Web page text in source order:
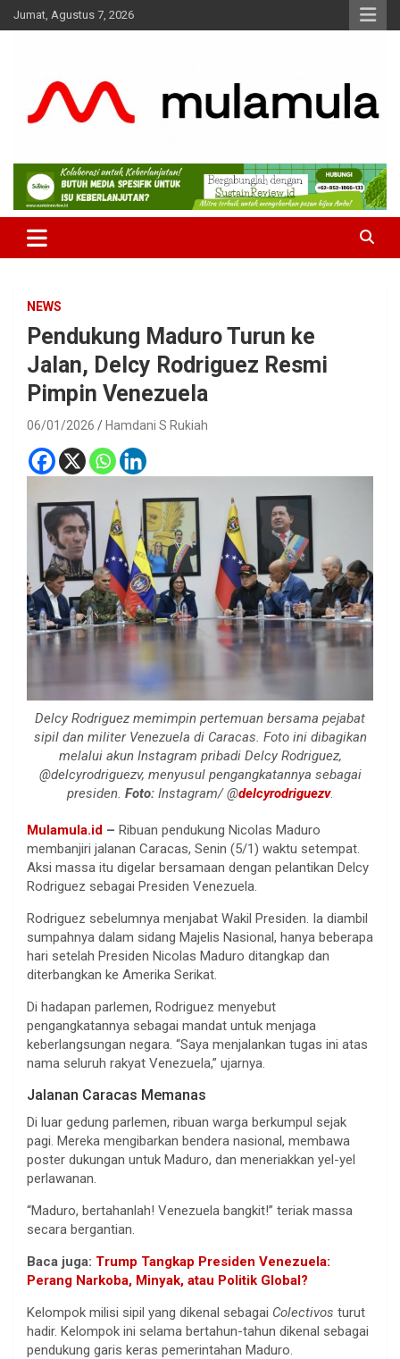
Skip
to
Jumat, Agustus 7, 2026
MulaMula
Medianya para Gen Z
NEWS
Pendukung Maduro Turun ke
Jalan, Delcy Rodriguez Resmi
Pimpin Venezuela
06/01/2026 Hamdani S Rukiah
Delcy Rodriguez memimpin pertemuan bersama pejabat
sipil dan militer Venezuela di Caracas. Foto ini dibagikan
melalui akun Instagram pribadi Delcy Rodriguez,
@delcyrodriguezv, menyusul pengangkatannya sebagai
presiden. Foto: Instagram/ @delcyrodriguezv.
Mulamula.id – Ribuan pendukung Nicolas Maduro
membanjiri jalanan Caracas, Senin (5/1) waktu setempat.
Aksi massa itu digelar bersamaan dengan pelantikan Delcy
Rodriguez sebagai Presiden Venezuela.
Rodriguez sebelumnya menjabat Wakil Presiden. Ia diambil
sumpahnya dalam sidang Majelis Nasional, hanya beberapa
hari setelah Presiden Nicolas Maduro ditangkap dan
diterbangkan ke Amerika Serikat.
Di hadapan parlemen, Rodriguez menyebut
pengangkatannya sebagai mandat untuk menjaga
keberlangsungan negara. “Saya menjalankan tugas ini atas
nama seluruh rakyat Venezuela,” ujarnya.
Jalanan Caracas Memanas
Di luar gedung parlemen, ribuan warga berkumpul sejak
pagi. Mereka mengibarkan bendera nasional, membawa
poster dukungan untuk Maduro, dan meneriakkan yel-yel
perlawanan.
“Maduro, bertahanlah! Venezuela bangkit!” teriak massa
secara bergantian.
Baca juga: Trump Tangkap Presiden Venezuela:
Perang Narkoba, Minyak, atau Politik Global?
Kelompok milisi sipil yang dikenal sebagai Colectivos turut
hadir. Kelompok ini selama bertahun-tahun dikenal sebagai
pendukung garis keras pemerintahan Maduro.